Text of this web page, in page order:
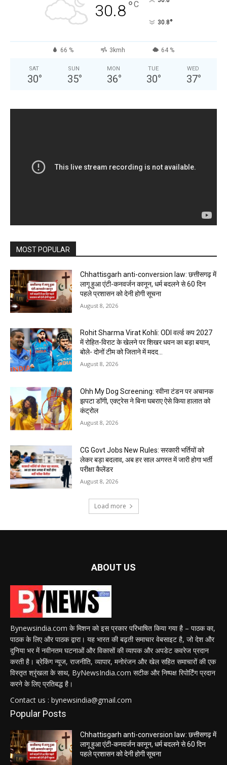
30.8°C
30.8°
66 % 3kmh 64 %
SAT
30°
SUN
35°
MON
36°
TUE
30°
WED
37°
MOST POPULAR
Chhattisgarh anti-conversion law: छत्तीसगढ़ में
लागू हुआ एंटी-कनवर्जन कानून, धर्म बदलने से 60 दिन
पहले प्रशासन को देनी होगी सूचना
August 8, 2026
Rohit Sharma Virat Kohli: ODI वर्ल्ड कप 2027
में रोहित-विराट के खेलने पर शिखर धवन का बड़ा बयान,
बोले- दोनों टीम को जिताने में मदद...
August 8, 2026
Ohh My Dog Screening: रवीना टंडन पर अचानक
झपटा डॉगी, एक्ट्रेस ने बिना घबराए ऐसे किया हालात को
कंट्रोल
August 8, 2026
CG Govt Jobs New Rules: सरकारी भर्तियों को
लेकर बड़ा बदलाव, अब हर साल अगस्त में जारी होगा भर्ती
परीक्षा कैलेंडर
August 8, 2026
Load more
ABOUT US
Bynewsindia.com के मिशन को इस प्रकार परिभाषित किया गया है – पाठक का,
पाठक के लिए और पाठक द्वारा। यह भारत की बढ़ती समाचार वेबसाइट है, जो देश और
दुनिया भर में नवीनतम घटनाओं और विकासों की व्यापक और अपडेट कवरेज प्रदान
करती है। ब्रेकिंग न्यूज, राजनीति, व्यापार, मनोरंजन और खेल सहित समाचारों की एक
विस्तृत श्रृंखला के साथ, ByNewsIndia.com सटीक और निष्पक्ष रिपोर्टिंग प्रदान
करने के लिए प्रतिबद्ध है।
Contact us : bynewsindia@gmail.com
Popular Posts
Chhattisgarh anti-conversion law: छत्तीसगढ़ में
लागू हुआ एंटी-कनवर्जन कानून, धर्म बदलने से 60 दिन
पहले प्रशासन को देनी होगी सूचना